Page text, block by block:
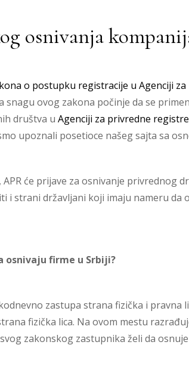
osnivanja
o postupku registracije u Agenciji
snagu ovog zakona počinje da se
društva u Agenciji za privredne registre
upoznali posetioce našeg sajta sa
APR će prijave za osnivanje
i strani državljani koji imaju nameru
osnivaju firme u Srbiji?
zastupa strana fizička i
fizička lica. Na ovom mestu
zakonskog zastupnika želi da